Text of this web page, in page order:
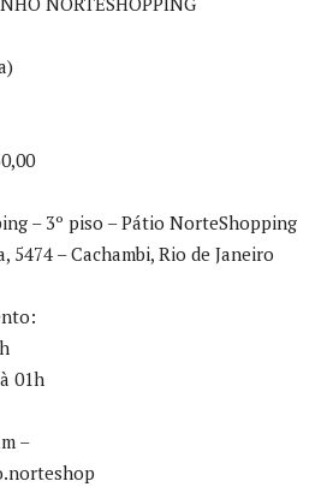
– 3º piso – Pátio NorteShopping
5474 – Cachambi, Rio de Janeiro
01h
–